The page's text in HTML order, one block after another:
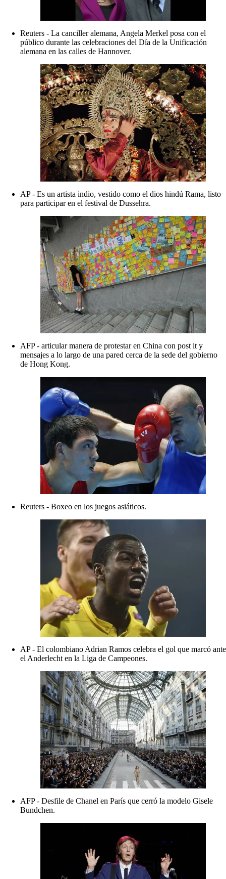
Reuters - La canciller alemana, Angela Merkel posa con el
público durante las celebraciones del Día de la Unificación
alemana en las calles de Hannover.
AP - Es un artista indio, vestido como el dios hindú Rama, listo
para participar en el festival de Dussehra.
AFP - articular manera de protestar en China con post it y
mensajes a lo largo de una pared cerca de la sede del gobierno
de Hong Kong.
Reuters - Boxeo en los juegos asiáticos.
AP - El colombiano Adrian Ramos celebra el gol que marcó ante
el Anderlecht en la Liga de Campeones.
AFP - Desfile de Chanel en París que cerró la modelo Gisele
Bundchen.